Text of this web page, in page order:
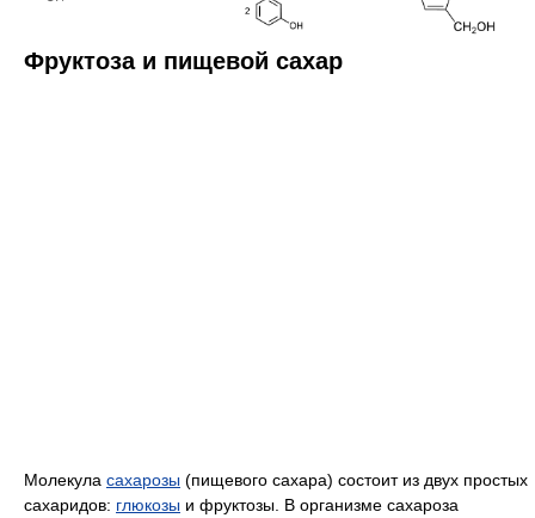
Фруктоза и пищевой сахар
Молекула сахарозы (пищевого сахара) состоит из двух простых
сахаридов: глюкозы и фруктозы. В организме сахароза